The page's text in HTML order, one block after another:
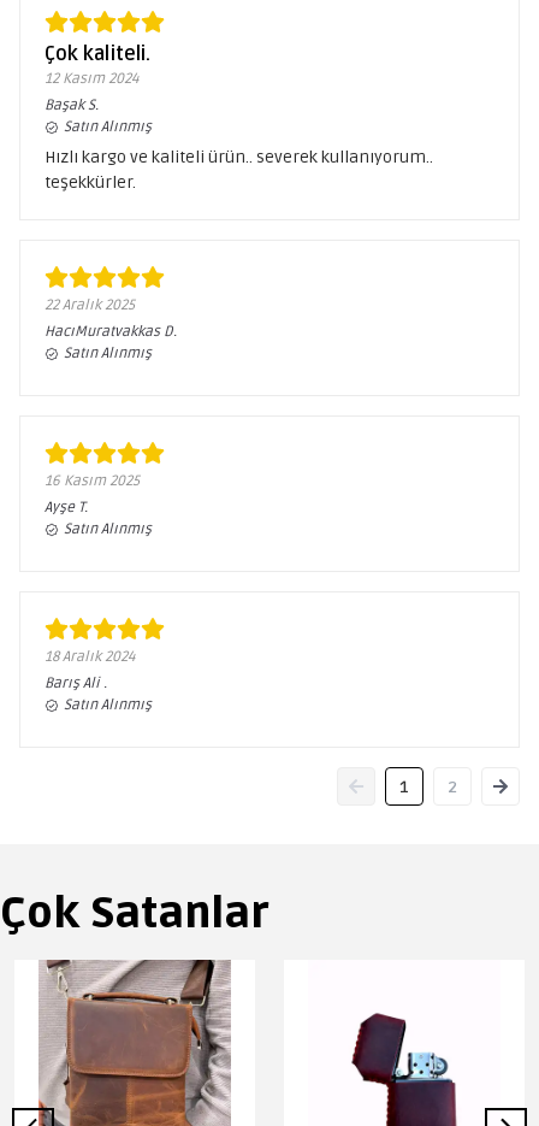
Çok kaliteli.
12 Kasım 2024
BaşakS.
Satın Alınmış
Hızlı kargo ve kaliteli ürün.. severek kullanıyorum..
teşekkürler.
22 Aralık 2025
HacıMuratvakkas D.
Satın Alınmış
16 Kasım 2025
Ayşe T.
Satın Alınmış
18 Aralık 2024
Barış Ali .
Satın Alınmış
1 2
Çok Satanlar